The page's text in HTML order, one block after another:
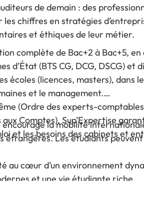
de demain : des
chiffres en stratégies
et éthiques de leur métier.
complète de Bac+2 à Bac+5,
(BTS CG, DCG, DSCG) et
écoles (licences, masters), dans
et le management.
(Ordre des experts-
Comptes), Sup’Expertise
et les besoins des cabinets et
la mobilité
Les étudiants
au cœur d’un environnement
et une vie étudiante riche.
et faire réussir les